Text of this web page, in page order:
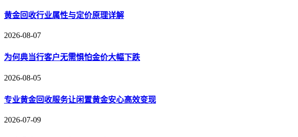
黄金回收行业属性与定价原理详解
2026-08-07
为何典当行客户无需惧怕金价大幅下跌
2026-08-05
专业黄金回收服务让闲置黄金安心高效变现
2026-07-09